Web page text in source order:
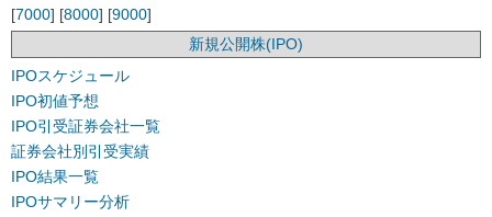
[7000] [8000] [9000]
新規公開株(IPO)
IPOスケジュール
IPO初値予想
IPO引受証券会社一覧
証券会社別引受実績
IPO結果一覧
IPOサマリー分析